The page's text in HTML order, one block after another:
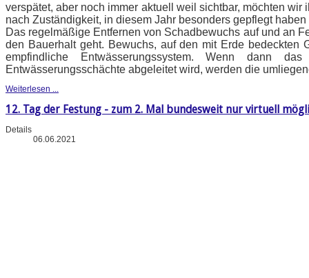
verspätet, aber noch immer aktuell weil sichtbar, möchten
nach Zuständigkeit, in diesem Jahr besonders gepflegt
Das regelmäßige Entfernen von Schadbewuchs auf und an
den Bauerhalt geht. Bewuchs, auf den mit Erde bedeckten
empfindliche Entwässerungssystem. Wenn dann
Entwässerungsschächte abgeleitet wird, werden die
Weiterlesen ...
12. Tag der Festung - zum 2. Mal bundesweit nur virtuell
Details
06.06.2021